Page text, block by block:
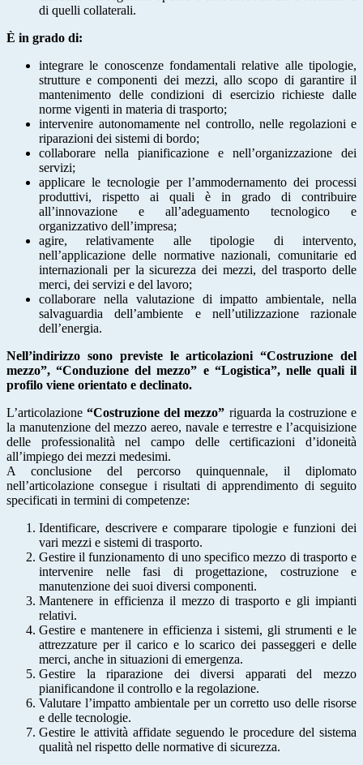
di quelli collaterali.
È in grado di:
integrare le conoscenze fondamentali relative alle tipologie,
strutture e componenti dei mezzi, allo scopo di garantire il
mantenimento delle condizioni di esercizio richieste dalle
norme vigenti in materia di trasporto;
intervenire autonomamente nel controllo, nelle regolazioni e
riparazioni dei sistemi di bordo;
collaborare nella pianificazione e nell’organizzazione dei
servizi;
applicare le tecnologie per l’ammodernamento dei processi
produttivi, rispetto ai quali è in grado di contribuire
all’innovazione e all’adeguamento tecnologico e
organizzativo dell’impresa;
agire, relativamente alle tipologie di intervento,
nell’applicazione delle normative nazionali, comunitarie ed
internazionali per la sicurezza dei mezzi, del trasporto delle
merci, dei servizi e del lavoro;
collaborare nella valutazione di impatto ambientale, nella
salvaguardia dell’ambiente e nell’utilizzazione razionale
dell’energia.
Nell’indirizzo sono previste le articolazioni “Costruzione del
mezzo”, “Conduzione del mezzo” e “Logistica”, nelle quali il
profilo viene orientato e declinato.
L’articolazione“Costruzione del mezzo” riguarda la costruzione e
la manutenzione del mezzo aereo, navale e terrestre e l’acquisizione
delle professionalità nel campo delle certificazioni d’idoneità
all’impiego dei mezzi medesimi.
A conclusione del percorso quinquennale, il diplomato
nell’articolazione consegue i risultati di apprendimento di seguito
specificati in termini di competenze:
Identificare, descrivere e comparare tipologie e funzioni dei
vari mezzi e sistemi di trasporto.
Gestire il funzionamento di uno specifico mezzo di trasporto e
intervenire nelle fasi di progettazione, costruzione e
manutenzione dei suoi diversi componenti.
Mantenere in efficienza il mezzo di trasporto e gli impianti
relativi.
Gestire e mantenere in efficienza i sistemi, gli strumenti e le
attrezzature per il carico e lo scarico dei passeggeri e delle
merci, anche in situazioni di emergenza.
Gestire la riparazione dei diversi apparati del mezzo
pianificandone il controllo e la regolazione.
Valutare l’impatto ambientale per un corretto uso delle risorse
e delle tecnologie.
Gestire le attività affidate seguendo le procedure del sistema
qualità nel rispetto delle normative di sicurezza.